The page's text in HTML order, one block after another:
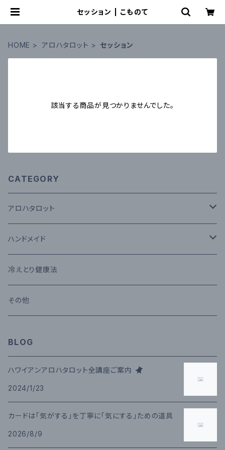
セッション | こものて
HOME アロハタロット セッション
該当する商品が見つかりませんでした。
CATEGORY
アロハタロット
タロットカード
セッション
メール鑑定
ハンドメイド
コモクロス
その他
冷えとり健康法
その他
BLOG
ハワイアンアロハタロット全講座ご案内
2024/1/23
カードは「気がする」を丁寧に「気にする」ための道具
2026/8/9